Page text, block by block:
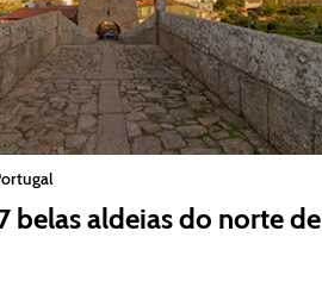
belas aldeias do norte de